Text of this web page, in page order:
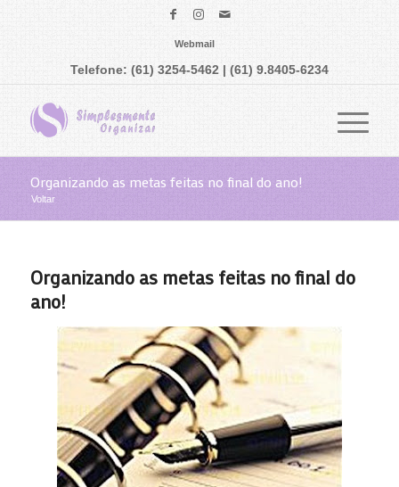
Webmail
Telefone: (61) 3254-5462 | (61) 9.8405-6234
Organizando as metas feitas no final do ano!
Voltar
Organizando as metas feitas no final do
ano!